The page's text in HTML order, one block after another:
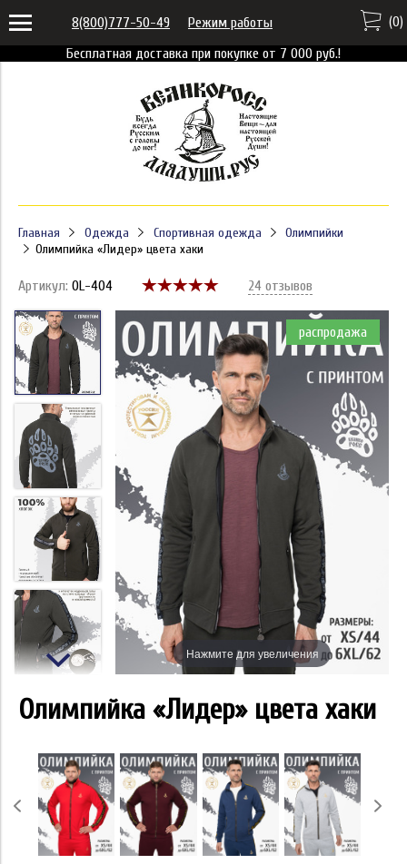
Бесплатная доставка при покупке от 7 000 руб.!
8(800)777-50-49 Режим работы (0)
Главная Одежда Спортивная одежда
Олимпийки
Олимпийка «Лидер» цвета хаки
Артикул: OL-404 24 отзывов
распродажа
Нажмите для увеличения
Олимпийка «Лидер» цвета хаки